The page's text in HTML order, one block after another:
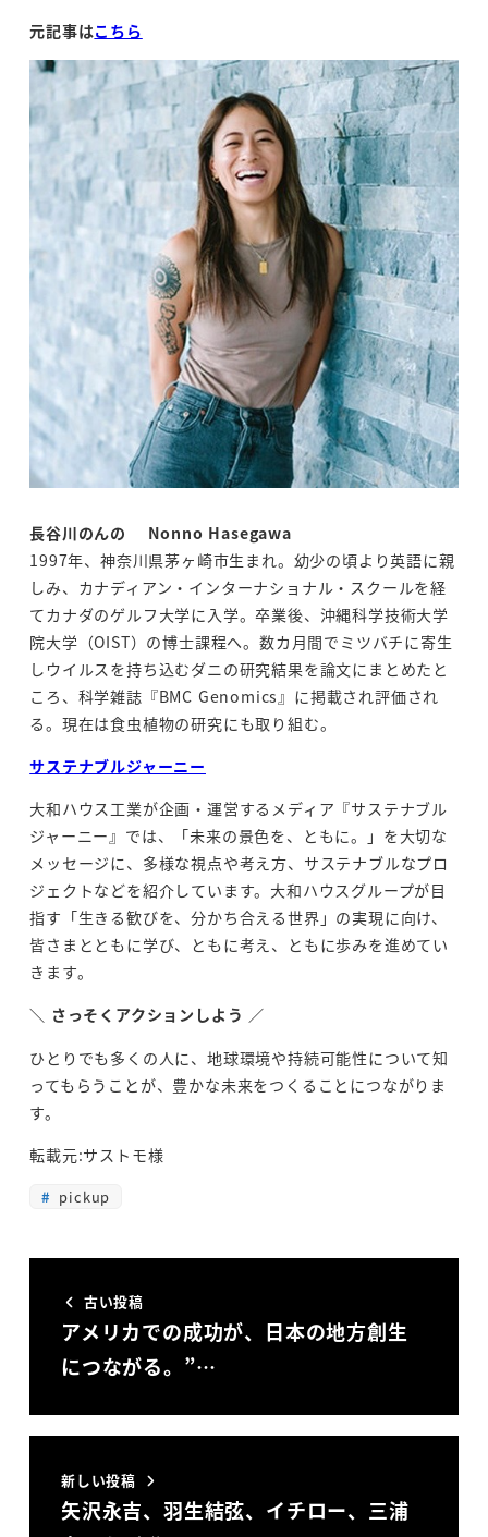
元記事はこちら
長谷川のんの Nonno Hasegawa
1997年、神奈川県茅ヶ崎市生まれ。幼少の頃より英語に親
しみ、カナディアン・インターナショナル・スクールを経
てカナダのゲルフ大学に入学。卒業後、沖縄科学技術大学
院大学（OIST）の博士課程へ。数カ月間でミツバチに寄生
しウイルスを持ち込むダニの研究結果を論文にまとめたと
ころ、科学雑誌『BMC Genomics』に掲載され評価され
る。現在は食虫植物の研究にも取り組む。
サステナブルジャーニー
大和ハウス工業が企画・運営するメディア『サステナブル
ジャーニー』では、「未来の景色を、ともに。」を大切な
メッセージに、多様な視点や考え方、サステナブルなプロ
ジェクトなどを紹介しています。大和ハウスグループが目
指す「生きる歓びを、分かち合える世界」の実現に向け、
皆さまとともに学び、ともに考え、ともに歩みを進めてい
きます。
＼ さっそくアクションしよう ／
ひとりでも多くの人に、地球環境や持続可能性について知
ってもらうことが、豊かな未来をつくることにつながりま
す。
転載元:サストモ様
pickup
古い投稿
アメリカでの成功が、日本の地方創生
につながる。”…
新しい投稿
矢沢永吉、羽生結弦、イチロー、三浦